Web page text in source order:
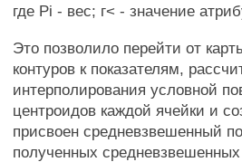
где Pi - вес; г< - значение
Это позволило перейти от
контуров к показателям,
интерполирования условной
центроидов каждой ячейки и
присвоен средневзвешенный
полученных